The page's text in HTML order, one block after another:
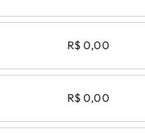
R$ 0,00
R$ 0,00